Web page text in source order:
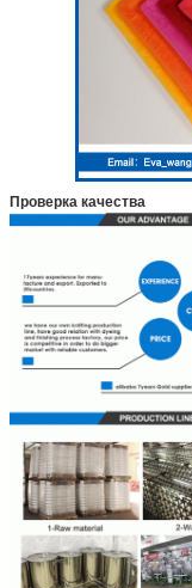
Проверка качества